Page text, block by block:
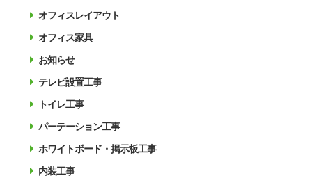
オフィスレイアウト
オフィス家具
お知らせ
テレビ設置工事
トイレ工事
パーテーション工事
ホワイトボード・掲示板工事
内装工事